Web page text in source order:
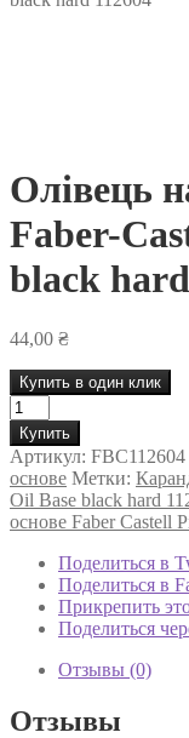
Олівець
Faber-
black
44,00 ₴
Купить в один клик
Количество
товара
Олівець
на
масляній
основі
Faber-
Castell
Base
hard
Купить
Артикул: FBC112604
основе Метки:
Oil Base black hard
основе Faber Castell
Поделиться в
Поделиться в
Прикрепить
Поделиться
Отзывы (0)
Отзывы